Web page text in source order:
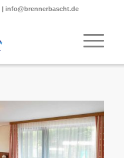
|info@brennerbascht.de